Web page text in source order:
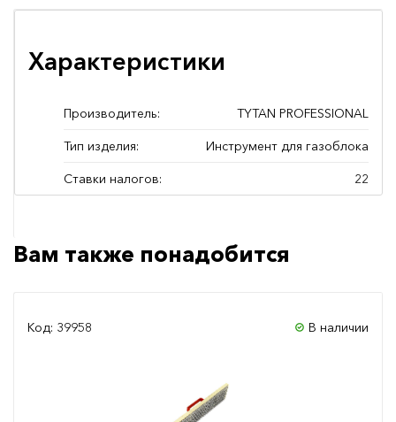
Характеристики
Производитель: TYTAN PROFESSIONAL
Тип изделия: Инструмент для газоблока
Ставки налогов: 22
Вам также понадобится
Код: 39958 В наличии